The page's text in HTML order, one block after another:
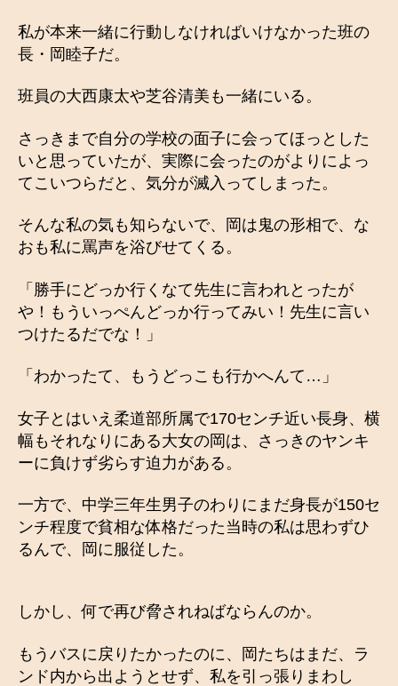
私が本来一緒に行動しなければいけなかった班の
長・岡睦子だ。
班員の大西康太や芝谷清美も一緒にいる。
さっきまで自分の学校の面子に会ってほっとした
いと思っていたが、実際に会ったのがよりによっ
てこいつらだと、気分が滅入ってしまった。
そんな私の気も知らないで、岡は鬼の形相で、な
おも私に罵声を浴びせてくる。
「勝手にどっか行くなて先生に言われとったが
や！もういっぺんどっか行ってみい！先生に言い
つけたるだでな！」
「わかったて、もうどっこも行かへんて…」
女子とはいえ柔道部所属で170センチ近い長身、横
幅もそれなりにある大女の岡は、さっきのヤンキ
ーに負けず劣らす迫力がある。
一方で、中学三年生男子のわりにまだ身長が150セ
ンチ程度で貧相な体格だった当時の私は思わずひ
るんで、岡に服従した。
しかし、何で再び脅されねばならんのか。
もうバスに戻りたかったのに、岡たちはまだ、ラ
ンド内から出ようとせず、私を引っ張りまわし